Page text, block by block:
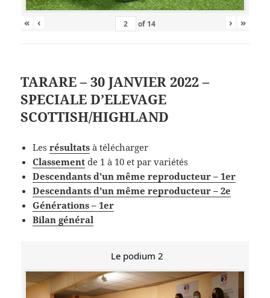
« ‹ of 14 › »
TARARE – 30 JANVIER 2022 –
SPECIALE D’ELEVAGE
SCOTTISH/HIGHLAND
Lesrésultats à télécharger
Classement de 1 à 10 et par variétés
Descendants d’un même reproducteur – 1er
Descendants d’un même reproducteur – 2e
Générations – 1er
Bilan général
Le podium 2